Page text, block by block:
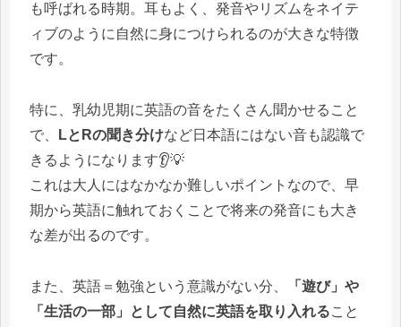
も呼ばれる時期。耳もよく、発音やリズムをネイテ
ィブのように自然に身につけられるのが大きな特徴
です。
特に、乳幼児期に英語の音をたくさん聞かせること
で、
LとRの聞き分けなど日本語にはない音も認識で
きるようになります👂💡
これは大人にはなかなか難しいポイントなので、早
期から英語に触れておくことで将来の発音にも大き
な差が出るのです。
また、英語＝勉強という意識がない分、
「遊び」や
「生活の一部」として自然に英語を取り入れること